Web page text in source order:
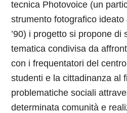
tecnica Photovoice (un
strumento fotografico
’90) i progetto si propone di
tematica condivisa da
con i frequentatori del
studenti e la cittadinanza al
problematiche sociali
determinata comunità e